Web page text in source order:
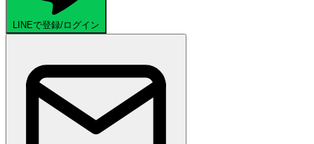
LINEで登録/ログイン